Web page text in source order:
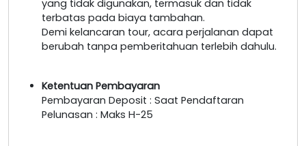
yang tidak digunakan, termasuk dan tidak
terbatas pada biaya tambahan.
Demi kelancaran tour, acara perjalanan dapat
berubah tanpa pemberitahuan terlebih dahulu.
Ketentuan Pembayaran
Pembayaran Deposit : Saat Pendaftaran
Pelunasan : Maks H-25